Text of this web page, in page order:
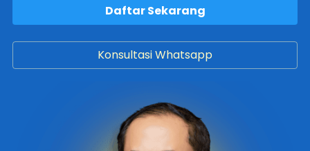
`Daftar Sekarang
`Konsultasi Whatsapp